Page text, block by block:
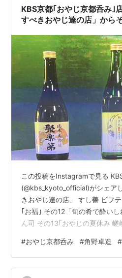
督：山口淳太 主演：藤谷理…
KBS京都｢おやじ京都呑み
すべきおやじ達の店」から
この投稿をInstagramで見る
(@kbs_kyoto_official)がシェア
きおやじ達の店」 すし善 ビフ
｢お福｣ その12「旬の肴で酔い
ん司 その13｢おやじの夏休み 嵯
食らうおやじたち｣ 糸ちゃん 美
げ そば鶴 その15｢師匠の師匠
トロ ルサンジュ 釜座 長島 その
#おやじ京都呑み #角野卓造 #